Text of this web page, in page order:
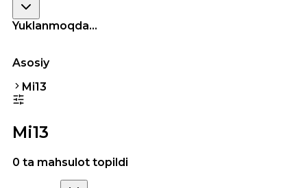
Yuklanmoqda...
Asosiy
Mi13
Mi13
0 ta mahsulot topildi